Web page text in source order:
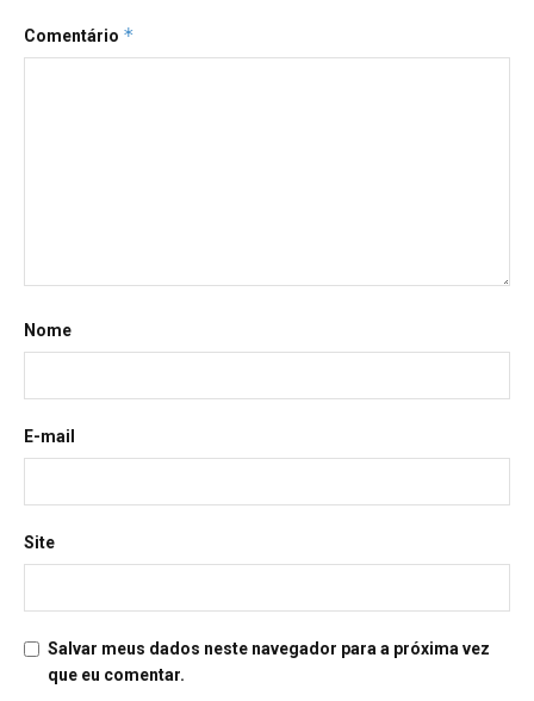
Comentário *
Nome
E-mail
Site
Salvar meus dados neste navegador para a próxima vez
que eu comentar.